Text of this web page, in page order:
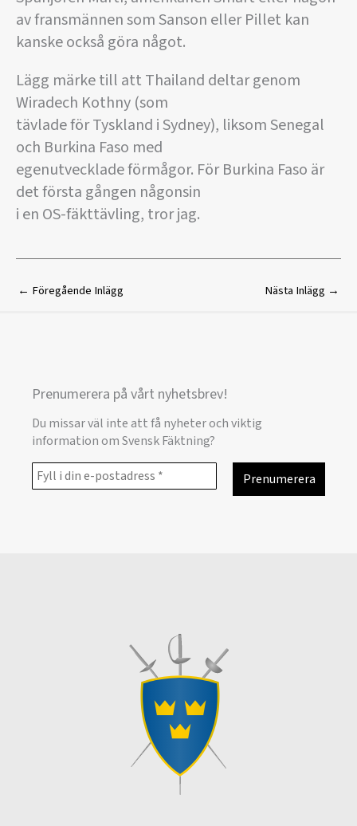
av fransmännen som Sanson eller Pillet kan
kanske också göra något.
Lägg märke till att Thailand deltar genom
Wiradech Kothny (som
tävlade för Tyskland i Sydney), liksom Senegal
och Burkina Faso med
egenutvecklade förmågor. För Burkina Faso är
det första gången någonsin
i en OS-fäkttävling, tror jag.
← Föregående Inlägg Nästa Inlägg →
Prenumerera på vårt nyhetsbrev!
Du missar väl inte att få nyheter och viktig
information om Svensk Fäktning?